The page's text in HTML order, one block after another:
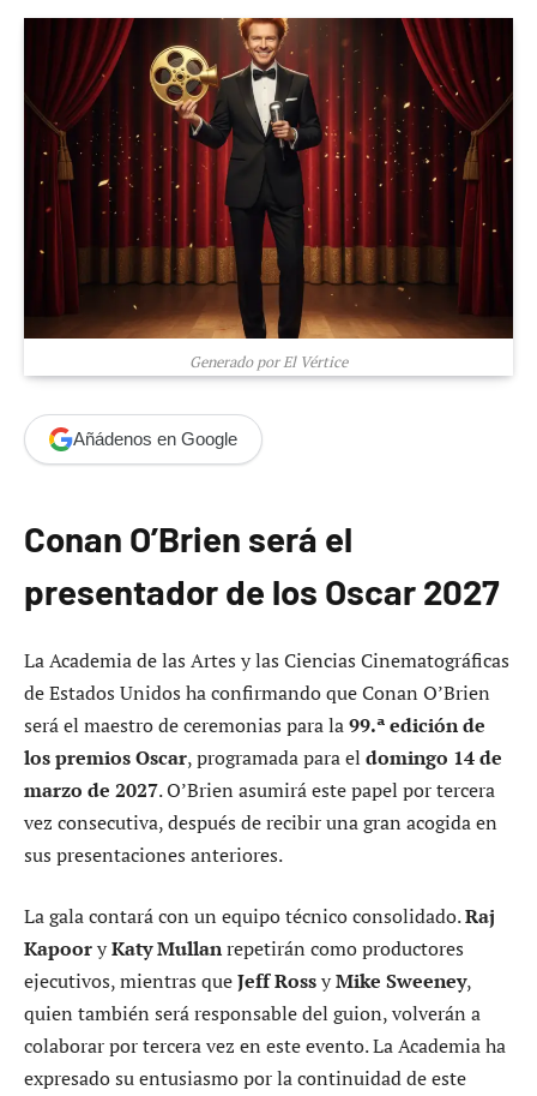
Generado por El Vértice
Añádenos en Google
Conan O’Brien será el
presentador de los Oscar 2027
La Academia de las Artes y las Ciencias Cinematográficas
de Estados Unidos ha confirmando que Conan O’Brien
será el maestro de ceremonias para la99.ª edición de
los premios Oscar, programada para el domingo 14 de
marzo de 2027. O’Brien asumirá este papel por tercera
vez consecutiva, después de recibir una gran acogida en
sus presentaciones anteriores.
La gala contará con un equipo técnico consolidado.Raj
KapooryKaty Mullanrepetirán como productores
ejecutivos, mientras queJeff RossyMike Sweeney,
quien también será responsable del guion, volverán a
colaborar por tercera vez en este evento. La Academia ha
expresado su entusiasmo por la continuidad de este